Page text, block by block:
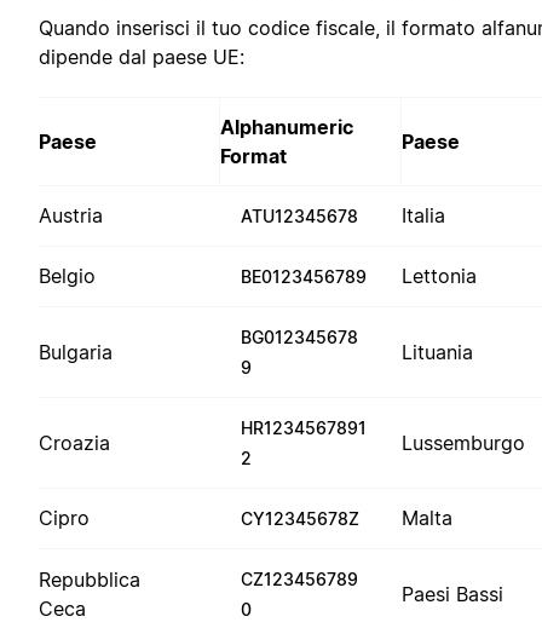
Quando inserisci il tuo codice fiscale, il formato
dipende dal paese UE:
Paese
Alphanumeric
Format
Paese
Austria ATU12345678 Italia
Belgio BE0123456789 Lettonia
Bulgaria
BG012345678
9
Lituania
Croazia
HR1234567891
2
Lussemburgo
Cipro CY12345678Z Malta
Repubblica
Ceca
CZ123456789
0
Paesi Bassi